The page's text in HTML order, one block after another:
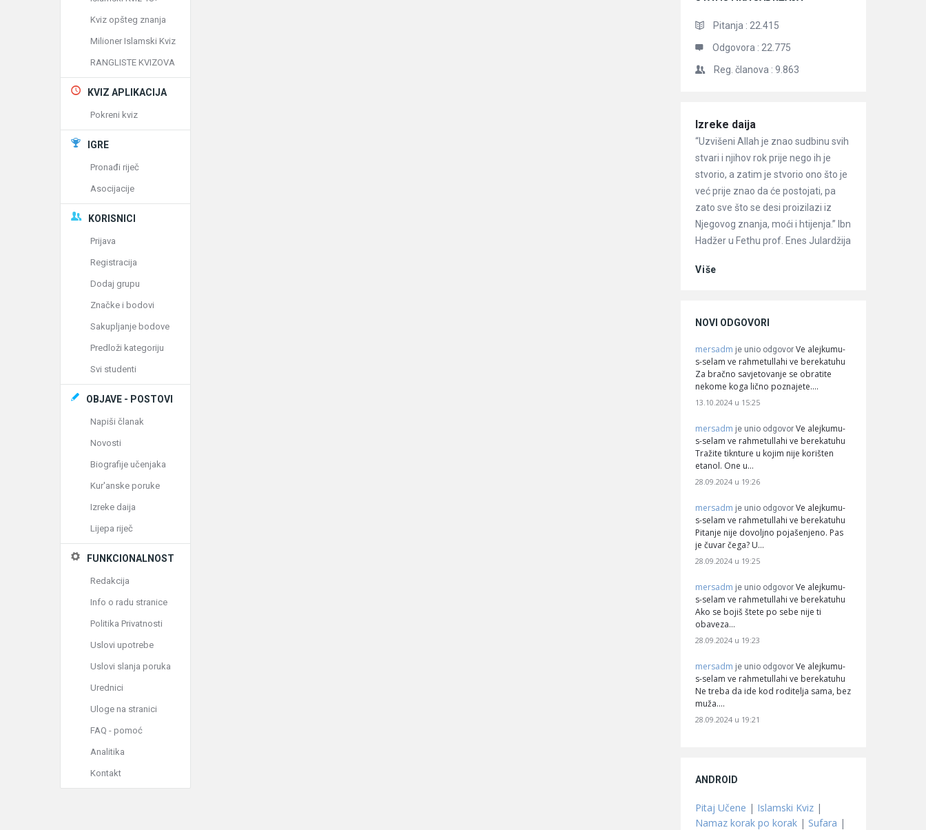
Pitanja : 22.415
Odgovora : 22.775
Reg. članova : 9.863
Članci
Izreke daija
“Uzvišeni Allah je znao sudbinu svih
stvari i njihov rok prije nego ih je
stvorio, a zatim je stvorio ono što je
već prije znao da će postojati, pa
zato sve što se desi proizilazi iz
Njegovog znanja, moći i htijenja.” Ibn
Hadžer u Fethu prof. Enes Julardžija
Više
NOVI ODGOVORI
mersadm je unio odgovor Ve alejkumu-
s-selam ve rahmetullahi ve berekatuhu
Za bračno savjetovanje se obratite
nekome koga lično poznajete.…
13.10.2024 u 15:25
mersadm je unio odgovor Ve alejkumu-
s-selam ve rahmetullahi ve berekatuhu
Tražite tiknture u kojim nije korišten
etanol. One u…
28.09.2024 u 19:26
mersadm je unio odgovor Ve alejkumu-
s-selam ve rahmetullahi ve berekatuhu
Pitanje nije dovoljno pojašenjeno. Pas
je čuvar čega? U…
28.09.2024 u 19:25
mersadm je unio odgovor Ve alejkumu-
s-selam ve rahmetullahi ve berekatuhu
Ako se bojiš štete po sebe nije ti
obaveza…
28.09.2024 u 19:23
mersadm je unio odgovor Ve alejkumu-
s-selam ve rahmetullahi ve berekatuhu
Ne treba da ide kod roditelja sama, bez
muža.…
28.09.2024 u 19:21
ANDROID
Pitaj Učene | Islamski Kviz |
Namaz korak po korak | Sufara |
Kviz opšteg znanja
Milioner Islamski Kviz
RANGLISTE KVIZOVA
KVIZ APLIKACIJA
Pokreni kviz
IGRE
Pronađi riječ
Asocijacije
KORISNICI
Prijava
Registracija
Dodaj grupu
Značke i bodovi
Sakupljanje bodove
Predloži kategoriju
Svi studenti
OBJAVE - POSTOVI
Napiši članak
Novosti
Biografije učenjaka
Kur'anske poruke
Izreke daija
Lijepa riječ
FUNKCIONALNOST
Redakcija
Info o radu stranice
Politika Privatnosti
Uslovi upotrebe
Uslovi slanja poruka
Urednici
Uloge na stranici
FAQ - pomoć
Analitika
Kontakt